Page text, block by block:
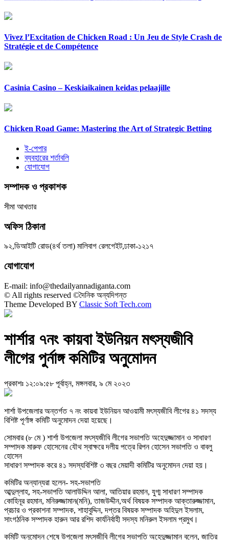
Vivez l’Excitation de Chicken Road : Un Jeu de Style Crash de
Stratégie et de Compétence
Casinia Casino – Keskiaikainen keidas pelaajille
Chicken Road Game: Mastering the Art of Strategic Betting
ই-পেপার
ব্যবহারের শর্তাবলি
যোগাযোগ
সম্পাদক ও প্রকাশক
সীমা আখতার
অফিস ঠিকানা
৯২,ডিআইটি রোড(৪র্থ তলা) মালিবাগ রেলগেইট,ঢাকা-১২১৭
যোগাযোগ
E-mail: info@thedailyannadiganta.com
© All rights reserved ©দৈনিক অন্যদিগন্ত
Theme Developed BY Classic Soft Tech.com
শার্শার ৭নং কায়বা ইউনিয়ন মৎস্যজীবি
লীগের পুর্নাঙ্গ কমিটির অনুমোদন
প্রকাশঃ ১২:০৯:৫৮ পূর্বাহ্ন, মঙ্গলবার, ৯ মে ২০২৩
শার্শা উপজেলার অন্তর্গত ৭ নং কায়বা ইউনিয়ন আওয়ামী মৎস্যজীবি লীগের ৪১ সদস্য
বিশিষ্ট পূর্ণাঙ্গ কমিটি অনুমোদন দেয়া হয়েছে।
সোমবার (৮ মে ) শার্শা উপজেলা মৎস্যজীবি লীগের সভাপতি অহেদুজ্জামান ও সাধারণ
সম্পাদক মারুফ হোসেনের যৌথ স্বাক্ষরে দলীয় পত্রে রিপন হোসেন সভাপতি ও বাবলু
হোসেন
সাধারণ সম্পাদক করে ৪১ সদস্যবিশিষ্ট ৩ বছর মেয়াদী কমিটির অনুমোদন দেয়া হয়।
কমিটির অন্যান্যরা হলেন- সহ-সভাপতি
আব্দুল্লাহ, সহ-সভাপতি আলাউদ্দিন আলা, আতিয়ার রহমান, যুগ্ম সাধারণ সম্পাদক
কোহিনূর রহমান, মনিরুজ্জামান(মনি), তাজউদ্দীন,অর্থ বিষয়ক সম্পাদক আক্তারুজ্জামান,
প্রচার ও প্রকাশনা সম্পাদক, শাহাবুদ্দিন, দপ্তর বিষয়ক সম্পাদক অহিদুল ইসলাম,
সাংগঠনিক সম্পাদক হারুন আর রশিদ কার্যনির্বাহী সদস্য মনিরুল ইসলাম প্রমুখ।
কমিটি অনুমোদন শেষে উপজেলা মৎসজীবি লীগের সভাপতি অহেদুজ্জামান বলেন, জাতির